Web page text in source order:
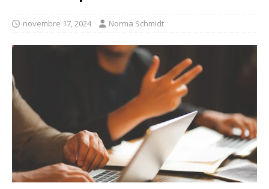
novembre 17, 2024 Norma Schmidt